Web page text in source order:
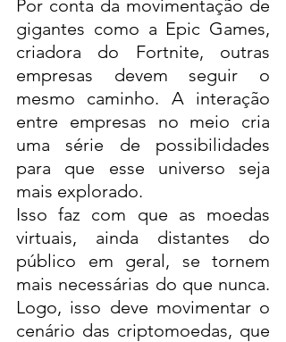
Por conta da movimentação de
gigantes como a Epic Games,
criadora do Fortnite, outras
empresas devem seguir o
mesmo caminho. A interação
entre empresas no meio cria
uma série de possibilidades
para que esse universo seja
mais explorado.
Isso faz com que as moedas
virtuais, ainda distantes do
público em geral, se tornem
mais necessárias do que nunca.
Logo, isso deve movimentar o
cenário das criptomoedas, que